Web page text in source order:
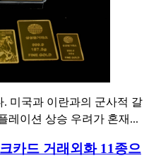
미국과 이란과의 군사적 갈
레이션 상승 우려가 혼재...
카드 거래외화 11종으